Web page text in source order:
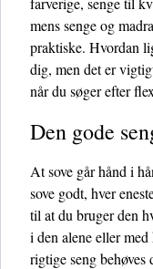
mens senge og
praktiske. Hvordan
dig, men det er
når du søger efter
Den gode
At sove går hånd i
sove godt, hver
til at du bruger den
i den alene eller
rigtige seng